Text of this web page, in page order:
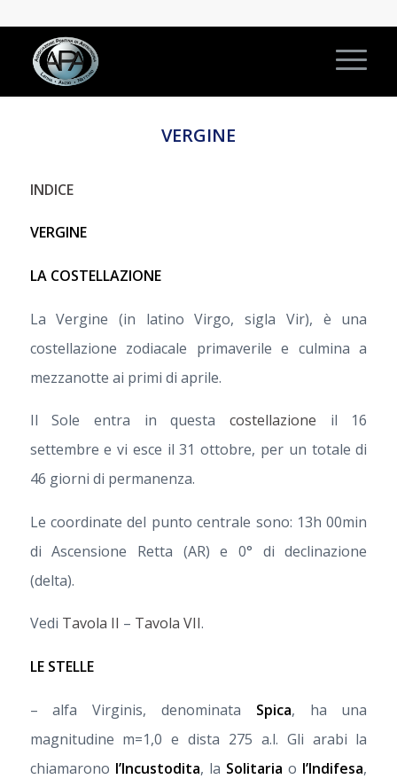
VERGINE
INDICE
VERGINE
LA COSTELLAZIONE
La Vergine (in latino Virgo, sigla Vir), è una
costellazione zodiacale primaverile e culmina a
mezzanotte ai primi di aprile.
Il Sole entra in questacostellazione il 16
settembre e vi esce il 31 ottobre, per un totale di
46 giorni di permanenza.
Le coordinate del punto centrale sono: 13h 00min
di Ascensione Retta (AR) e 0° di declinazione
(delta).
Vedi Tavola II – Tavola VII.
LE STELLE
– alfa Virginis, denominata Spica, ha una
magnitudine m=1,0 e dista 275 a.l. Gli arabi la
chiamarono l’Incustodita, la Solitaria o l’Indifesa,